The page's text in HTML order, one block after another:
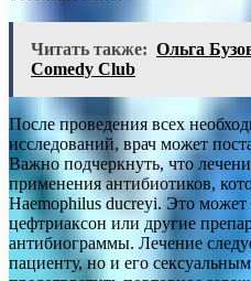
Читать также: Ольга
Comedy Club
После проведения всех
исследований, врач может
Важно подчеркнуть, что
применения антибиотиков,
Haemophilus ducreyi. Это
цефтриаксон или другие
антибиограммы. Лечение
пациенту, но и его